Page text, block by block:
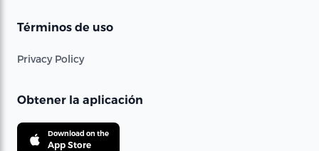
Términos de uso
Privacy Policy
Obtener la aplicación
Download on the
App Store